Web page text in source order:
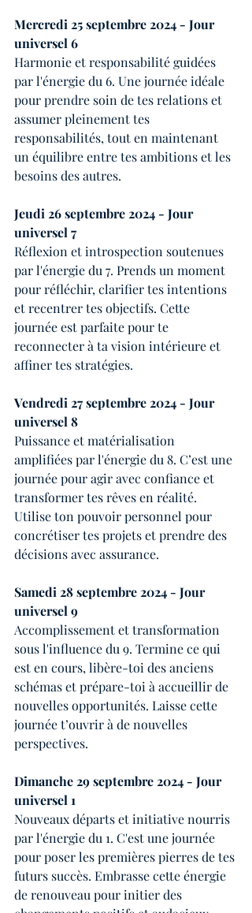
Mercredi 25 septembre 2024 - Jour
universel 6
Harmonie et responsabilité guidées
par l'énergie du 6. Une journée idéale
pour prendre soin de tes relations et
assumer pleinement tes
responsabilités, tout en maintenant
un équilibre entre tes ambitions et les
besoins des autres.
Jeudi 26 septembre 2024 - Jour
universel 7
Réflexion et introspection soutenues
par l'énergie du 7. Prends un moment
pour réfléchir, clarifier tes intentions
et recentrer tes objectifs. Cette
journée est parfaite pour te
reconnecter à ta vision intérieure et
affiner tes stratégies.
Vendredi 27 septembre 2024 - Jour
universel 8
Puissance et matérialisation
amplifiées par l'énergie du 8. C’est une
journée pour agir avec confiance et
transformer tes rêves en réalité.
Utilise ton pouvoir personnel pour
concrétiser tes projets et prendre des
décisions avec assurance.
Samedi 28 septembre 2024 - Jour
universel 9
Accomplissement et transformation
sous l'influence du 9. Termine ce qui
est en cours, libère-toi des anciens
schémas et prépare-toi à accueillir de
nouvelles opportunités. Laisse cette
journée t’ouvrir à de nouvelles
perspectives.
Dimanche 29 septembre 2024 - Jour
universel 1
Nouveaux départs et initiative nourris
par l'énergie du 1. C'est une journée
pour poser les premières pierres de tes
futurs succès. Embrasse cette énergie
de renouveau pour initier des